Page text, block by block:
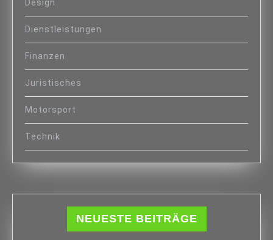
Design
Dienstleistungen
Finanzen
Juristisches
Motorsport
Technik
NEUESTE BEITRÄGE